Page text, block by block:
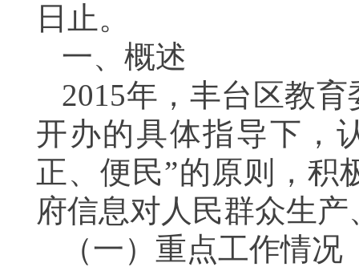
日止。
一、概述
2015年，丰台区教
开办的具体指导下，
正、便民”的原则，积
府信息对人民群众生
（一）重点工作情况